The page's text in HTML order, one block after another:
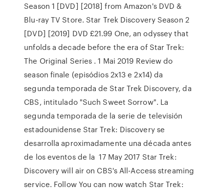
Season 1 [DVD] [2018] from Amazon's DVD &
Blu-ray TV Store. Star Trek Discovery Season 2
[DVD] [2019] DVD £21.99 One, an odyssey that
unfolds a decade before the era of Star Trek:
The Original Series . 1 Mai 2019 Review do
season finale (episódios 2x13 e 2x14) da
segunda temporada de Star Trek Discovery, da
CBS, intitulado "Such Sweet Sorrow". La
segunda temporada de la serie de televisión
estadounidense Star Trek: Discovery se
desarrolla aproximadamente una década antes
de los eventos de la 17 May 2017 Star Trek:
Discovery will air on CBS's All-Access streaming
service. Follow You can now watch Star Trek: